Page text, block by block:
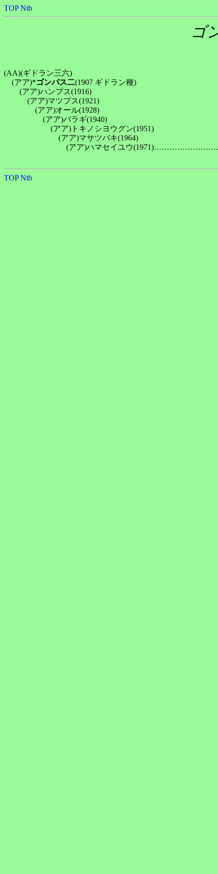
TOP Ntb
ゴ
(AA)(ギドラン三六)
(アア)*ゴンパス二(1907 ギドラン種)
(アア)ハンプス(1916)
(アア)マツプス(1921)
(アア)オール(1928)
(アア)バラギ(1940)
(アア)トキノシヨウグン(1951)
(アア)マサツバキ(1964)
(アア)ハマセイユウ
TOP Ntb